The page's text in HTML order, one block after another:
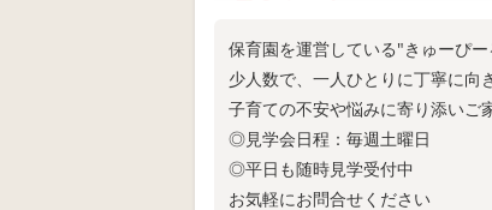
保育園を運営している"きゅーぴ
少人数で、一人ひとりに丁寧に向
子育ての不安や悩みに寄り添いご
◎見学会日程：毎週土曜日
◎平日も随時見学受付中
お気軽にお問合せください